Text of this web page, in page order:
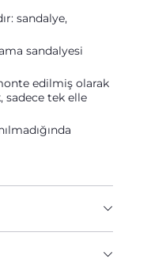
sandalye,
sandalyesi
edilmiş olarak
sadece tek elle